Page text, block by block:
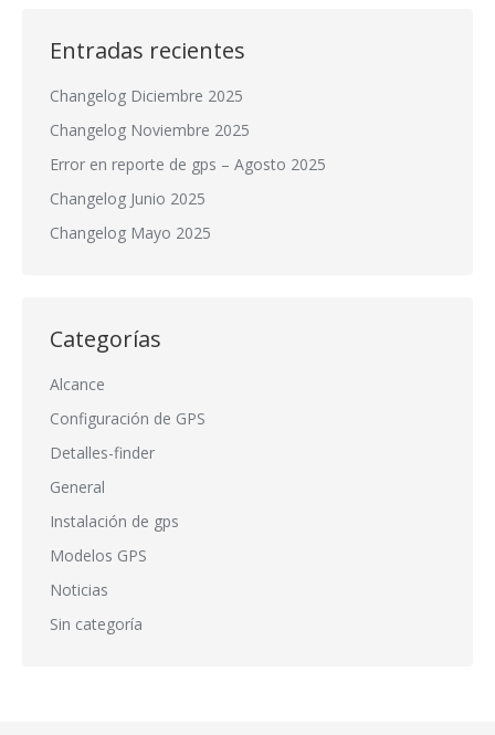
Entradas recientes
Changelog Diciembre 2025
Changelog Noviembre 2025
Error en reporte de gps – Agosto 2025
Changelog Junio 2025
Changelog Mayo 2025
Categorías
Alcance
Configuración de GPS
Detalles-finder
General
Instalación de gps
Modelos GPS
Noticias
Sin categoría